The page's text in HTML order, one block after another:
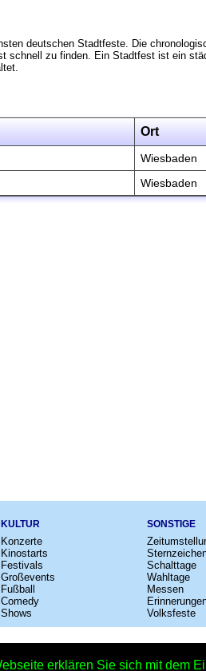
erklären Sie sich mit dem
deutschen Stadtfeste. Die
schnell zu finden. Ein Stadtfest ist ein
Ort
Wiesbaden
Wiesbaden
KULTUR
Konzerte
Kinostarts
Festivals
Großevents
Fußball
Comedy
Shows
SONSTIGE
Schalttage
Wahltage
Messen
Volksfeste